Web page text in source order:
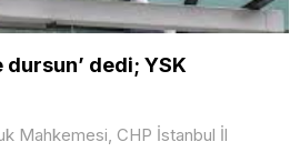
dedi; YSK
Mahkemesi, CHP İstanbul İl